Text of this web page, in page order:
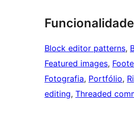
Block editor patterns,
Featured images,
Fotografia, Portfólio,
editing, Threaded